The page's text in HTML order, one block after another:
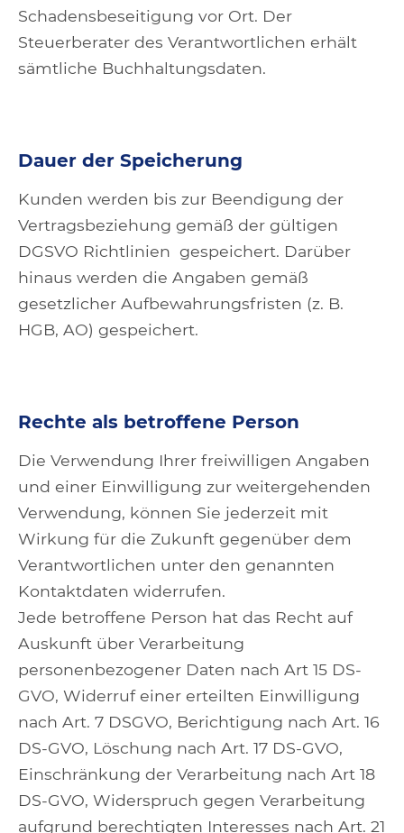
Schadensbeseitigung vor Ort. Der
Steuerberater des Verantwortlichen erhält
sämtliche Buchhaltungsdaten.
Dauer der Speicherung
Kunden werden bis zur Beendigung der
Vertragsbeziehung gemäß der gültigen
DGSVO Richtlinien gespeichert. Darüber
hinaus werden die Angaben gemäß
gesetzlicher Aufbewahrungsfristen (z. B.
HGB, AO) gespeichert.
Rechte als betroffene Person
Die Verwendung Ihrer freiwilligen Angaben
und einer Einwilligung zur weitergehenden
Verwendung, können Sie jederzeit mit
Wirkung für die Zukunft gegenüber dem
Verantwortlichen unter den genannten
Kontaktdaten widerrufen.
Jede betroffene Person hat das Recht auf
Auskunft über Verarbeitung
personenbezogener Daten nach Art 15 DS-
GVO, Widerruf einer erteilten Einwilligung
nach Art. 7 DSGVO, Berichtigung nach Art. 16
DS-GVO, Löschung nach Art. 17 DS-GVO,
Einschränkung der Verarbeitung nach Art 18
DS-GVO, Widerspruch gegen Verarbeitung
aufgrund berechtigten Interesses nach Art. 21